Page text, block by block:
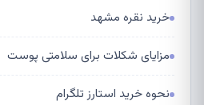
خرید نقره مشهد
مزایای شکلات برای سلامتی پوست
نحوه خرید استارز تلگرام